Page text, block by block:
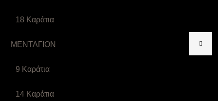
18 Καράτια
ΜΕΝΤΑΓΙΟΝ
9 Καράτια
14 Καράτια